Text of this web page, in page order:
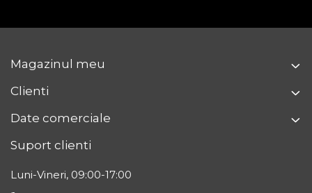
Cod produs: 1129
Magazinul meu
Clienti
Date comerciale
Suport clienti
Luni-Vineri, 09:00-17:00